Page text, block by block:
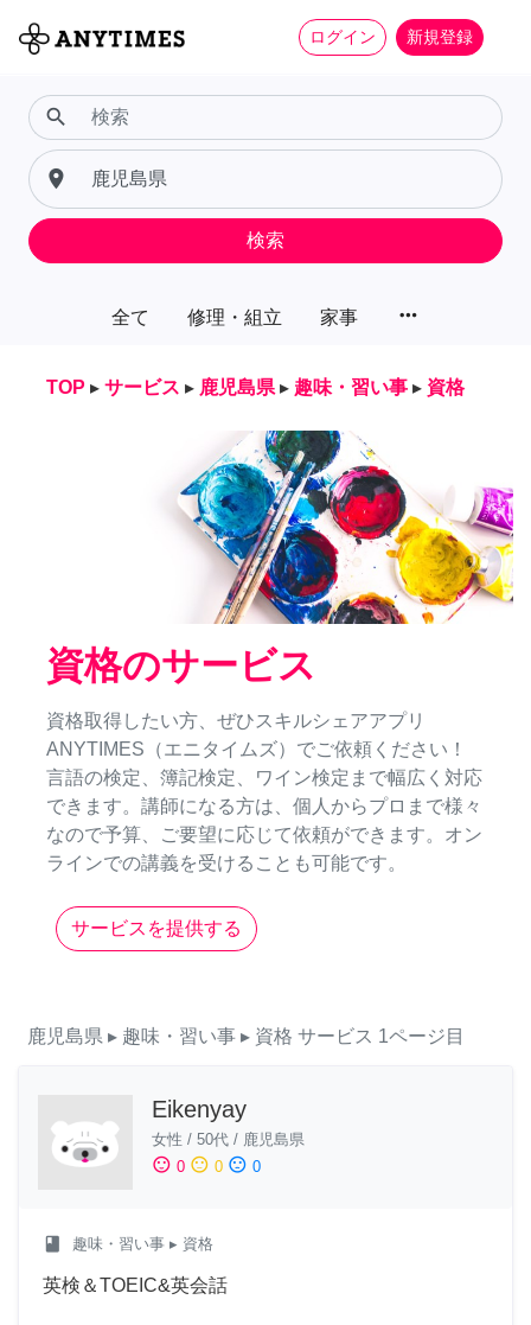
ログイン 新規登録
全て 修理・組立 家事 more_horiz
search
place
検索
TOP ▸ サービス ▸ 鹿児島県 ▸ 趣味・習い事 ▸ 資格
資格のサービス
資格取得したい方、ぜひスキルシェアアプリ
ANYTIMES（エニタイムズ）でご依頼ください！
言語の検定、簿記検定、ワイン検定まで幅広く対応
できます。講師になる方は、個人からプロまで様々
なので予算、ご要望に応じて依頼ができます。オン
ラインでの講義を受けることも可能です。
サービスを提供する
鹿児島県 ▸ 趣味・習い事 ▸ 資格 サービス 1ページ目
Eikenyay
女性 / 50代 / 鹿児島県
sentiment_satisfied 0 sentiment_neutral 0 sentiment_dissatisfied 0
class 趣味・習い事 ▸ 資格
英検＆TOEIC&英会話